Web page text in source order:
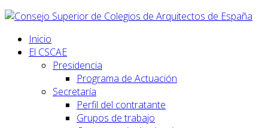
Inicio
El CSCAE
Presidencia
Programa de Actuación
Secretaría
Perfil del contratante
Grupos de trabajo